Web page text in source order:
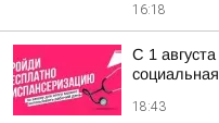
16:18
С 1
18:43